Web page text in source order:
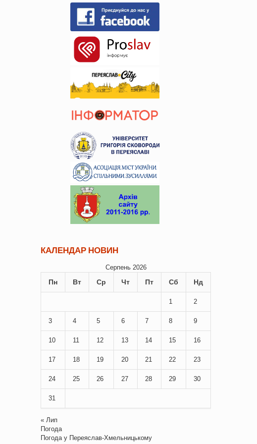
КАЛЕНДАР НОВИН
Серпень 2026
Пн Вт Ср Чт Пт Сб Нд
1 2
3 4 5 6 7 8 9
10 11 12 13 14 15 16
17 18 19 20 21 22 23
24 25 26 27 28 29 30
31
« Лип
Погода
Погода у Переяслав-Хмельницькому